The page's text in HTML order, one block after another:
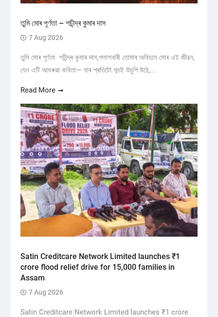
তুমি মোৰ পূৰ্ণতা – শচীন্দ্ৰ কুমাৰ দাস
7 Aug 2026
তুমি মোৰ পূৰ্ণতা শচীন্দ্ৰ কুমাৰ দাস,পলাশবাৰী তোমাৰ অবিহনে মোৰ এই জীৱন,
যেন এটি আধৰুৱা কবিতা— যাৰ প্ৰতিটো শব্দই উচুপি উঠে,...
Read More
Satin Creditcare Network Limited launches ₹1
crore flood relief drive for 15,000 families in
Assam
7 Aug 2026
Satin Creditcare Network Limited launches ₹1 crore